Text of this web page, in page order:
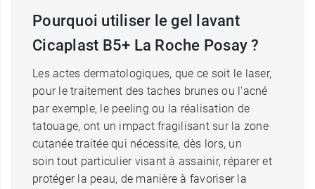
Pourquoi utiliser le gel lavant
Cicaplast B5+ La Roche Posay ?
Les actes dermatologiques, que ce soit le laser,
pour le traitement des taches brunes ou l'acné
par exemple, le peeling ou la réalisation de
tatouage, ont un impact fragilisant sur la zone
cutanée traitée qui nécessite, dès lors, un
soin tout particulier visant à assainir, réparer et
protéger la peau, de manière à favoriser la